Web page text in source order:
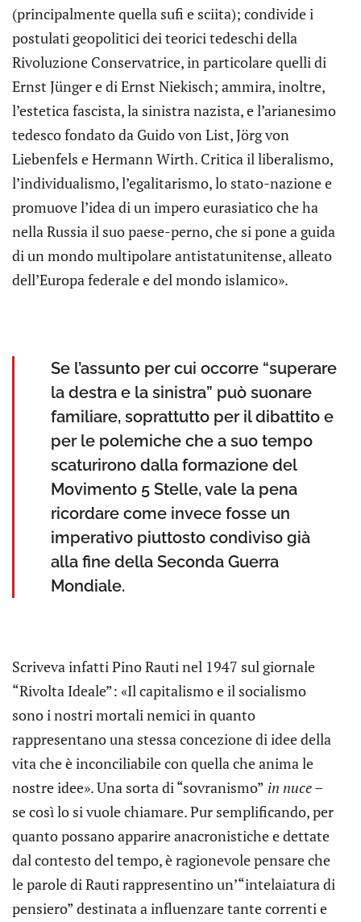
(principalmente quella sufi e sciita); condivide i
postulati geopolitici dei teorici tedeschi della
Rivoluzione Conservatrice, in particolare quelli di
Ernst Jünger e di Ernst Niekisch; ammira, inoltre,
l’estetica fascista, la sinistra nazista, e l’arianesimo
tedesco fondato da Guido von List, Jörg von
Liebenfels e Hermann Wirth. Critica il liberalismo,
l’individualismo, l’egalitarismo, lo stato-nazione e
promuove l’idea di un impero eurasiatico che ha
nella Russia il suo paese-perno, che si pone a guida
di un mondo multipolare antistatunitense, alleato
dell’Europa federale e del mondo islamico».
Se l’assunto per cui occorre “superare
la destra e la sinistra” può suonare
familiare, soprattutto per il dibattito e
per le polemiche che a suo tempo
scaturirono dalla formazione del
Movimento 5 Stelle, vale la pena
ricordare come invece fosse un
imperativo piuttosto condiviso già
alla fine della Seconda Guerra
Mondiale.
Scriveva infatti Pino Rauti nel 1947 sul giornale
“Rivolta Ideale”: «Il capitalismo e il socialismo
sono i nostri mortali nemici in quanto
rappresentano una stessa concezione di idee della
vita che è inconciliabile con quella che anima le
nostre idee». Una sorta di “sovranismo” in nuce–
se così lo si vuole chiamare. Pur semplificando, per
quanto possano apparire anacronistiche e dettate
dal contesto del tempo, è ragionevole pensare che
le parole di Rauti rappresentino un’“intelaiatura di
pensiero” destinata a influenzare tante correnti e